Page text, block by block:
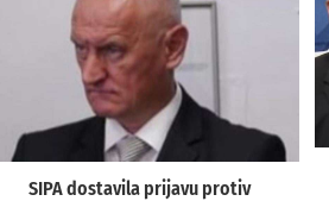
SIPA dostavila prijavu protiv